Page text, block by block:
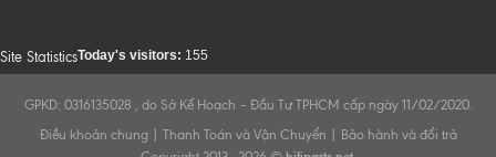
Site StatisticsToday's visitors: 155
GPKD: 0316135028 , do Sở Kế Hoạch – Đầu Tư TPHCM cấp ngày 11/02/2020.
Điều khoản chung| Thanh Toán và Vận Chuyển
Bảo hành và đổi trả